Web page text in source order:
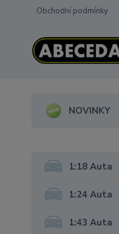
Obchodní podmínky
NOVINKY
1:18 Auta
1:24 Auta
1:43 Auta